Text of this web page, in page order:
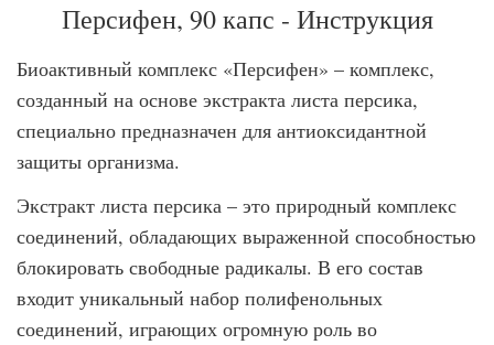
Персифен, 90 капс - Инструкция
Биоактивный комплекс «Персифен» – комплекс,
созданный на основе экстракта листа персика,
специально предназначен для антиоксидантной
защиты организма.
Экстракт листа персика – это природный комплекс
соединений, обладающих выраженной способностью
блокировать свободные радикалы. В его состав
входит уникальный набор полифенольных
соединений, играющих огромную роль во